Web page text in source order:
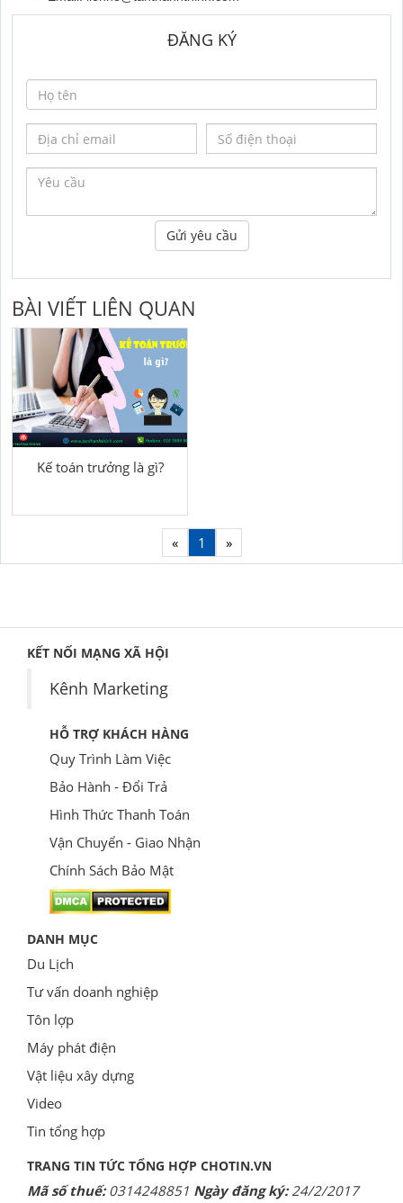
ĐĂNG KÝ
Gửi yêu cầu
BÀI VIẾT LIÊN QUAN
Kế toán trưởng là gì?
« 1 »
KẾT NỐI MẠNG XÃ HỘI
Kênh Marketing
HỖ TRỢ KHÁCH HÀNG
Quy Trình Làm Việc
Bảo Hành - Đổi Trả
Hình Thức Thanh Toán
Vận Chuyển - Giao Nhận
Chính Sách Bảo Mật
DANH MỤC
Du Lịch
Tư vấn doanh nghiệp
Tôn lợp
Máy phát điện
Vật liệu xây dựng
Video
Tin tổng hợp
TRANG TIN TỨC TỔNG HỢP CHOTIN.VN
Mã số thuế:0314248851 Ngày đăng ký:24/2/2017